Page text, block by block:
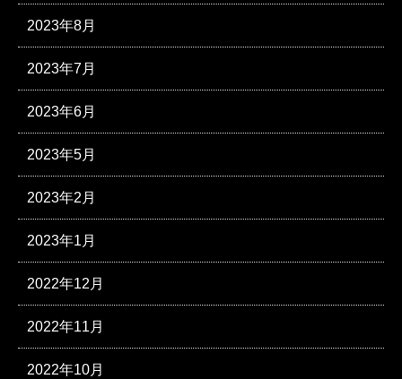
2023年8月
2023年7月
2023年6月
2023年5月
2023年2月
2023年1月
2022年12月
2022年11月
2022年10月